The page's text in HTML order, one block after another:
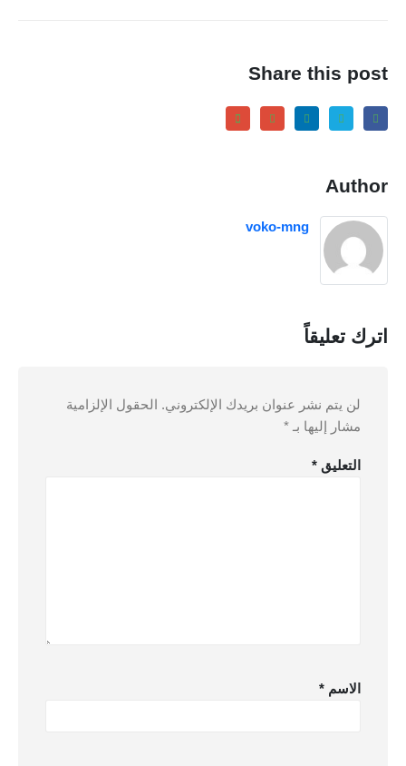
Share this post
Author
voko-mng
اترك تعليقاً
لن يتم نشر عنوان بريدك الإلكتروني. الحقول الإلزامية
مشار إليها بـ *
التعليق *
الاسم *